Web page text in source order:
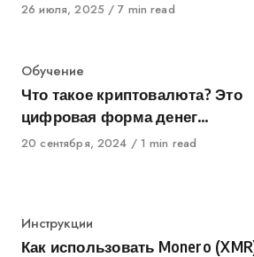
Published
26 июля, 2025 7 min read
Category
Обучение
Что такое криптовалюта? Это
цифровая форма денег…
Published
20 сентября, 2024 1 min read
Category
Инструкции
Как использовать Monero